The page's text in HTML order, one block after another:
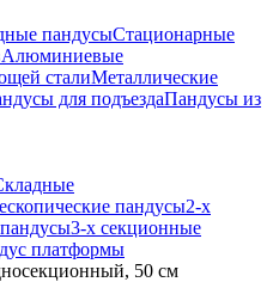
пандусыСтационарные
Алюминиевые
сталиМеталлические
для подъездаПандусы из
пандусы2-х
3-х секционные
платформы
50 см